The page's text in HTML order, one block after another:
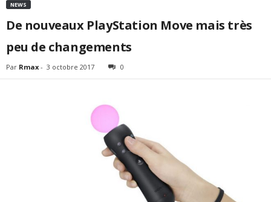
NEWS
De nouveaux PlayStation Move mais très
peu de changements
Par Rmax - 3 octobre 2017 0